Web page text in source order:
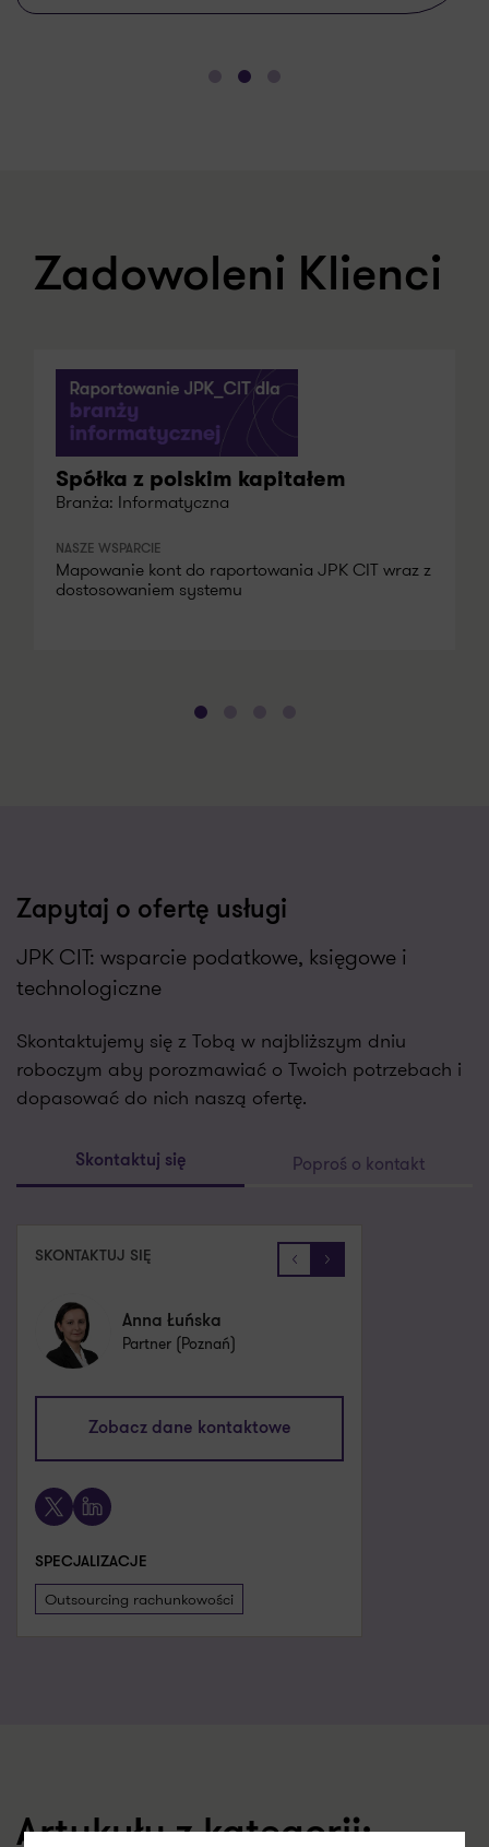
Zadowoleni Klienci
Spółka z polskim kapitałem
Branża: Informatyczna
NASZE WSPARCIE
Mapowanie kont do raportowania JPK CIT wraz z
dostosowaniem systemu
Zapytaj o ofertę usługi
JPK CIT: wsparcie podatkowe, księgowe i
technologiczne
Skontaktujemy się z Tobą w najbliższym dniu
roboczym aby porozmawiać o Twoich potrzebach i
dopasować do nich naszą ofertę.
Skontaktuj się Poproś o kontakt
SKONTAKTUJ SIĘ
Katarzyna Wróblewska
Partner, Doradca podatkowy
Katarzyna.Wroblewska@pl.gt.com
X LinkedIn
SPECJALIZACJE
Anna Łuńska
Partner (Poznań)
Zobacz dane kontaktowe
X LinkedIn
SPECJALIZACJE
Outsourcing rachunkowości